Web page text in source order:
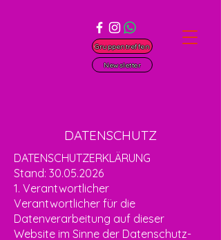
Newsletter
Gruppentreffen
DATENSCHUTZ
DATENSCHUTZERKLÄRUNG
Stand: 30.05.2026
1. Verantwortlicher
Verantwortlicher für die
Datenverarbeitung auf dieser
Website im Sinne der Datenschutz-